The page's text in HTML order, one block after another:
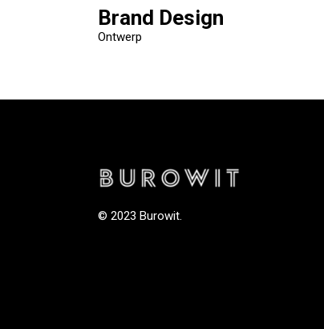
Brand Design
Ontwerp
© 2023 Burowit.